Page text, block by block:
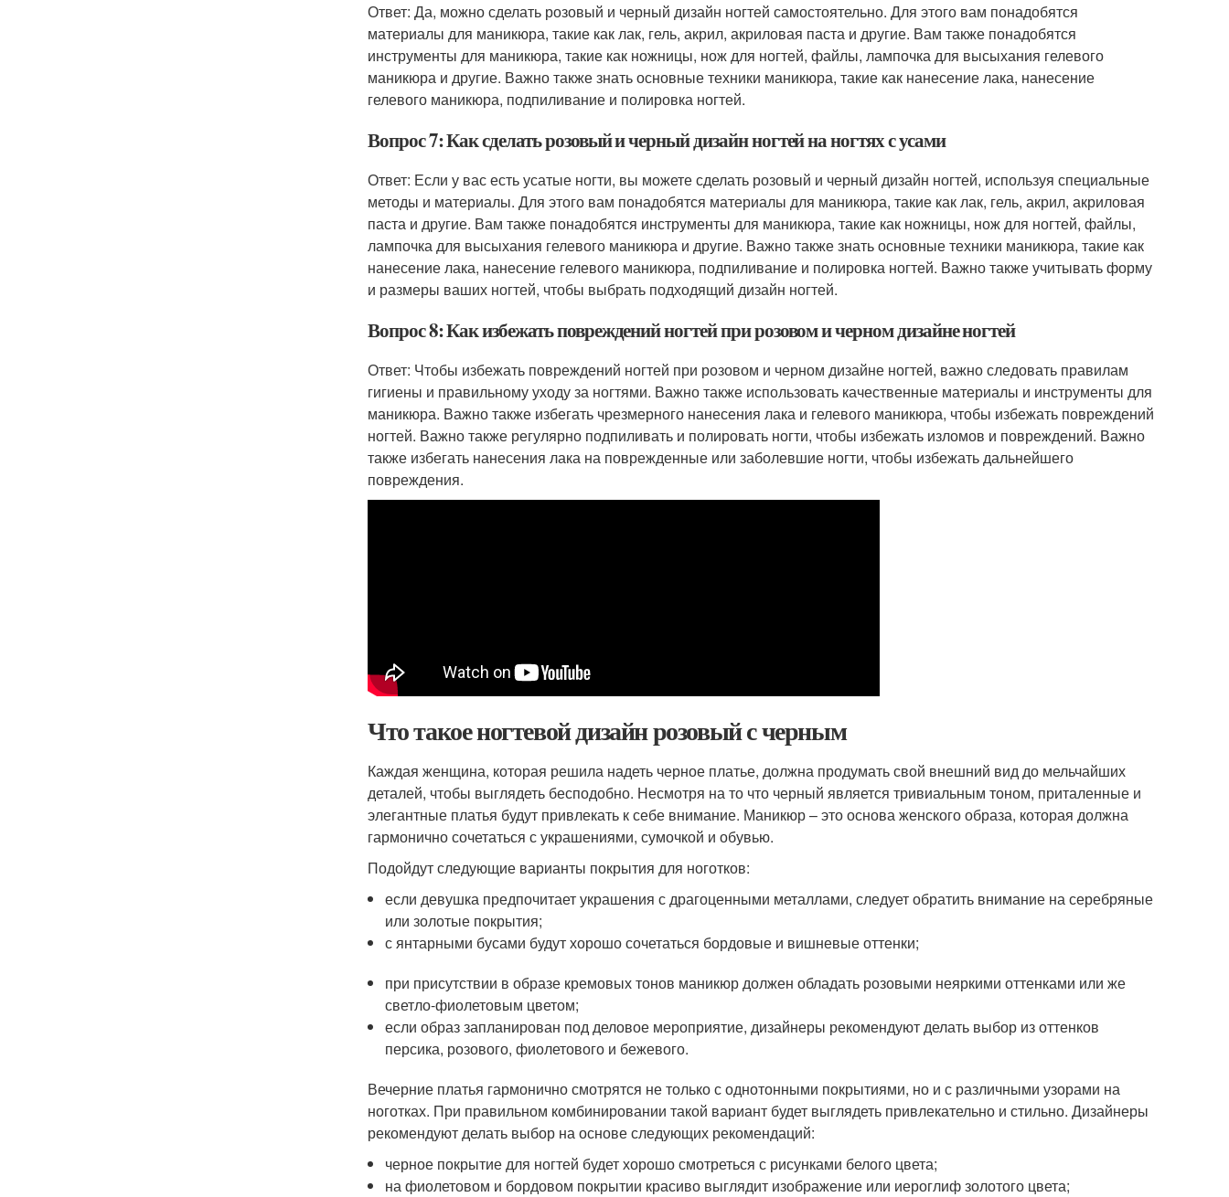
Ответ: Да, можно сделать розовый и черный дизайн ногтей самостоятельно. Для этого вам понадобятся
материалы для маникюра, такие как лак, гель, акрил, акриловая паста и другие. Вам также понадобятся
инструменты для маникюра, такие как ножницы, нож для ногтей, файлы, лампочка для высыхания гелевого
маникюра и другие. Важно также знать основные техники маникюра, такие как нанесение лака, нанесение
гелевого маникюра, подпиливание и полировка ногтей.
Вопрос 7: Как сделать розовый и черный дизайн ногтей на ногтях с усами
Ответ: Если у вас есть усатые ногти, вы можете сделать розовый и черный дизайн ногтей, используя специальные
методы и материалы. Для этого вам понадобятся материалы для маникюра, такие как лак, гель, акрил, акриловая
паста и другие. Вам также понадобятся инструменты для маникюра, такие как ножницы, нож для ногтей, файлы,
лампочка для высыхания гелевого маникюра и другие. Важно также знать основные техники маникюра, такие как
нанесение лака, нанесение гелевого маникюра, подпиливание и полировка ногтей. Важно также учитывать форму
и размеры ваших ногтей, чтобы выбрать подходящий дизайн ногтей.
Вопрос 8: Как избежать повреждений ногтей при розовом и черном дизайне ногтей
Ответ: Чтобы избежать повреждений ногтей при розовом и черном дизайне ногтей, важно следовать правилам
гигиены и правильному уходу за ногтями. Важно также использовать качественные материалы и инструменты для
маникюра. Важно также избегать чрезмерного нанесения лака и гелевого маникюра, чтобы избежать повреждений
ногтей. Важно также регулярно подпиливать и полировать ногти, чтобы избежать изломов и повреждений. Важно
также избегать нанесения лака на поврежденные или заболевшие ногти, чтобы избежать дальнейшего
повреждения.
Что такое ногтевой дизайн розовый с черным
Каждая женщина, которая решила надеть черное платье, должна продумать свой внешний вид до мельчайших
деталей, чтобы выглядеть бесподобно. Несмотря на то что черный является тривиальным тоном, приталенные и
элегантные платья будут привлекать к себе внимание. Маникюр – это основа женского образа, которая должна
гармонично сочетаться с украшениями, сумочкой и обувью.
Подойдут следующие варианты покрытия для ноготков:
если девушка предпочитает украшения с драгоценными металлами, следует обратить внимание на серебряные
или золотые покрытия;
с янтарными бусами будут хорошо сочетаться бордовые и вишневые оттенки;
при присутствии в образе кремовых тонов маникюр должен обладать розовыми неяркими оттенками или же
светло-фиолетовым цветом;
если образ запланирован под деловое мероприятие, дизайнеры рекомендуют делать выбор из оттенков
персика, розового, фиолетового и бежевого.
Вечерние платья гармонично смотрятся не только с однотонными покрытиями, но и с различными узорами на
ноготках. При правильном комбинировании такой вариант будет выглядеть привлекательно и стильно. Дизайнеры
рекомендуют делать выбор на основе следующих рекомендаций:
черное покрытие для ногтей будет хорошо смотреться с рисунками белого цвета;
на фиолетовом и бордовом покрытии красиво выглядит изображение или иероглиф золотого цвета;